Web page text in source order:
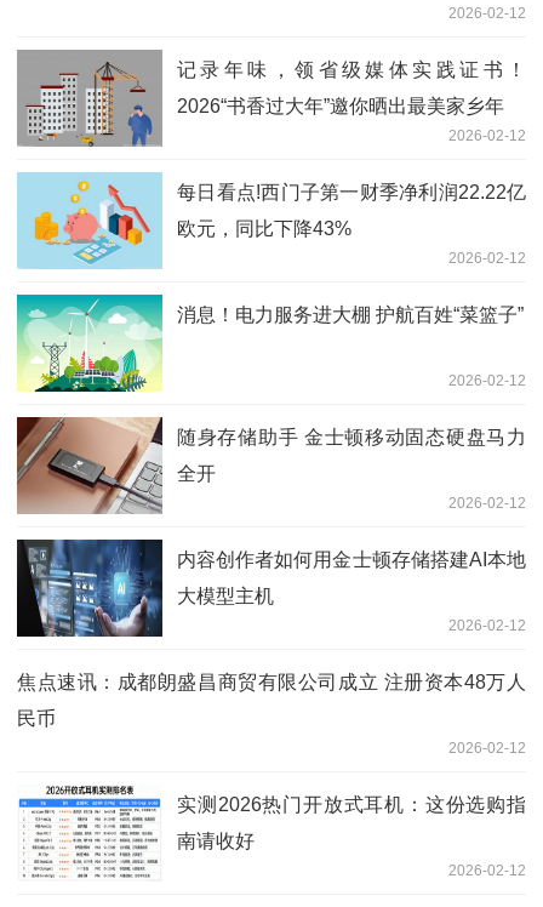
2026-02-12
记录年味，领省级媒体实践证书！
2026“书香过大年”邀你晒出最美家乡年
2026-02-12
每日看点!西门子第一财季净利润22.22亿
欧元，同比下降43%
2026-02-12
消息！电力服务进大棚 护航百姓“菜篮子”
2026-02-12
随身存储助手 金士顿移动固态硬盘马力
全开
2026-02-12
内容创作者如何用金士顿存储搭建AI本地
大模型主机
2026-02-12
焦点速讯：成都朗盛昌商贸有限公司成立 注册资本48万人
民币
2026-02-12
实测2026热门开放式耳机：这份选购指
南请收好
2026-02-12